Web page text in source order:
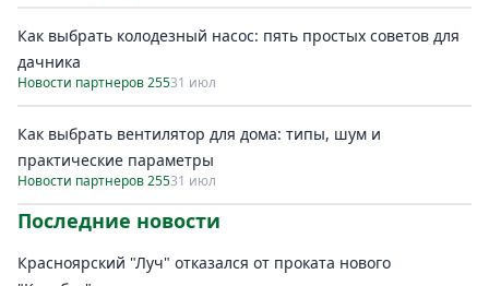
Как выбрать колодезный насос: пять простых советов для
дачника
Новости партнеров 25531 июл
Как выбрать вентилятор для дома: типы, шум и
практические параметры
Новости партнеров 25531 июл
Последние новости
Красноярский "Луч" отказался от проката нового